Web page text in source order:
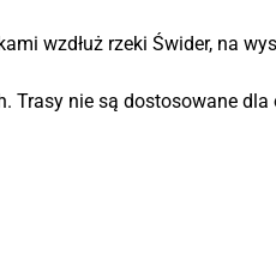
wzdłuż rzeki Świder, na
Trasy nie są dostosowane dla